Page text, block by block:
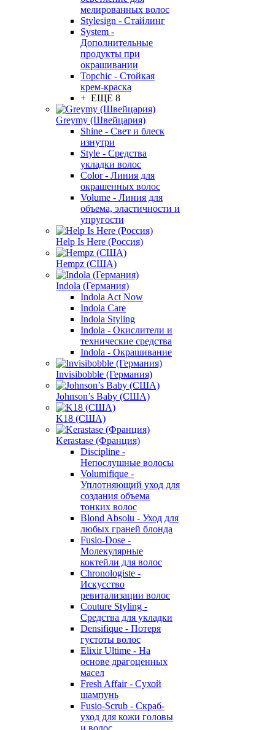
мелированных волос
Stylesign - Стайлинг
System -
Дополнительные
продукты при
окрашивании
Topchic - Стойкая
крем-краска
+ ЕЩЕ 8
Greymy (Швейцария)
Shine - Свет и блеск
изнутри
Style - Средства
укладки волос
Color - Линия для
окрашенных волос
Volume - Линия для
объема, эластичности и
упругости
Help Is Here (Россия)
Hempz (США)
Indola (Германия)
Indola Act Now
Indola Care
Indola Styling
Indola - Окислители и
технические средства
Indola - Окрашивание
Invisibobble (Германия)
Johnson’s Baby (США)
K18 (США)
Kerastase (Франция)
Discipline -
Непослушные волосы
Volumifique -
Уплотняющий уход для
создания объема
тонких волос
Blond Absolu - Уход для
любых граней блонда
Fusio-Dose -
Молекулярные
коктейли для волос
Chronologiste -
Искусство
ревитализации волос
Couture Styling -
Средства для укладки
Densifique - Потеря
густоты волос
Elixir Ultime - На
основе драгоценных
масел
Fresh Affair - Сухой
шампунь
Fusio-Scrub - Скраб-
уход для кожи головы
и волос